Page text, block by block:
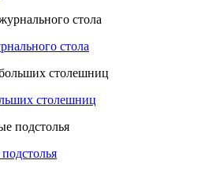
стола
столешниц